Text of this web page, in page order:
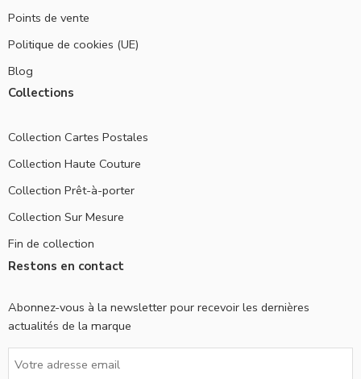
Points de vente
Politique de cookies (UE)
Blog
Collections
Collection Cartes Postales
Collection Haute Couture
Collection Prêt-à-porter
Collection Sur Mesure
Fin de collection
Restons en contact
Abonnez-vous à la newsletter pour recevoir les dernières
actualités de la marque